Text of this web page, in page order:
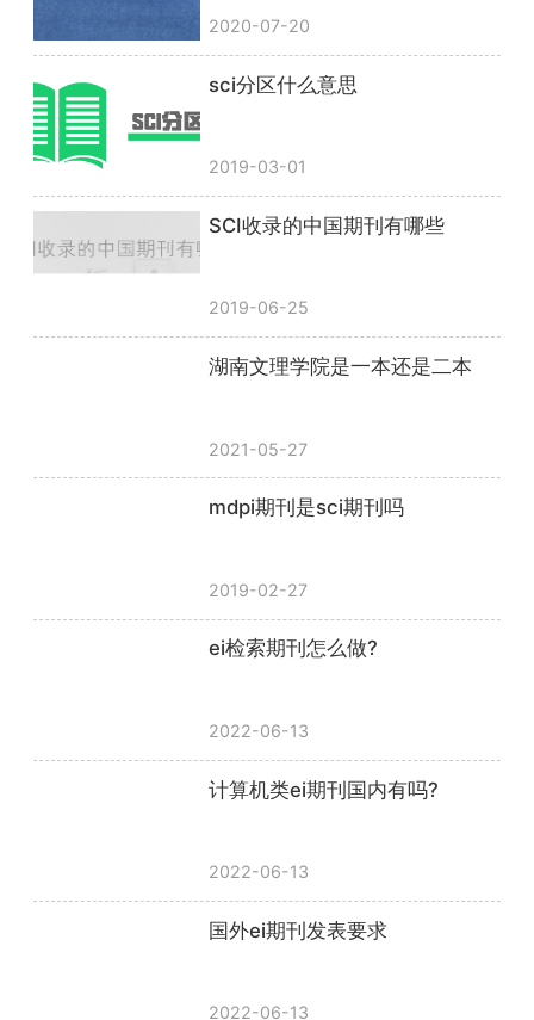
2020-07-20
sci分区什么意思
2019-03-01
SCI收录的中国期刊有哪些
2019-06-25
湖南文理学院是一本还是二本
2021-05-27
mdpi期刊是sci期刊吗
2019-02-27
ei检索期刊怎么做?
2022-06-13
计算机类ei期刊国内有吗?
2022-06-13
国外ei期刊发表要求
2022-06-13